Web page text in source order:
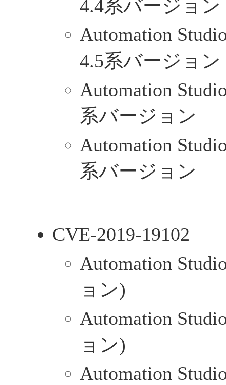
4.4系バージョン
Automation
4.5系バージョン
Automation
系バージョン
Automation
系バージョン
CVE-2019-19102
Automation
ョン)
Automation
ョン)
Automation